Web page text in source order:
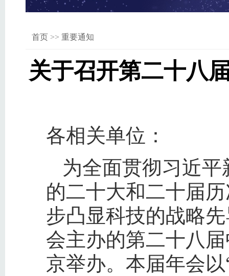
首页 >> 重要通知
关于召开第二十八
各相关单位：
为全面贯彻习近
的二十大和二十届
步凸显科技的战略
会主办的第二十八
京举办。本届年会